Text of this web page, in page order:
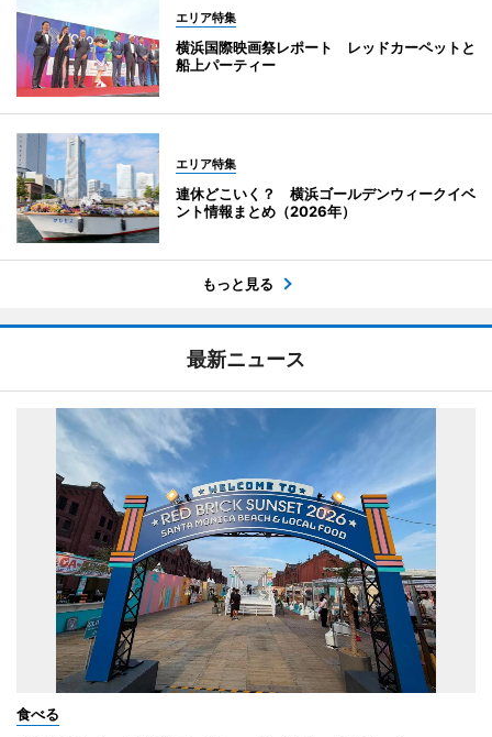
エリア特集
横浜国際映画祭レポート レッドカーペットと
船上パーティー
エリア特集
連休どこいく？ 横浜ゴールデンウィークイベ
ント情報まとめ（2026年）
もっと見る
最新ニュース
食べる